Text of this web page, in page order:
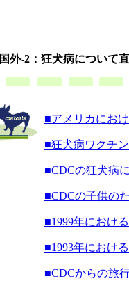
国外-2：狂犬病について
■アメリカにお
■狂犬病ワクチ
■CDCの狂犬病
■CDCの子供の
■1999年におけ
■1993年におけ
■CDCからの旅